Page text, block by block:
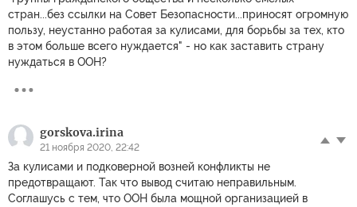
стран...без ссылки на Совет Безопасности...приносят огромную
пользу, неустанно работая за кулисами, для борьбы за тех, кто
в этом больше всего нуждается" - но как заставить страну
нуждаться в ООН?
gorskova.irina
21 ноября 2020, 22:42
За кулисами и подковерной возней конфликты не
предотвращают. Так что вывод считаю неправильным.
Соглашусь с тем, что ООН была мощной организацией в